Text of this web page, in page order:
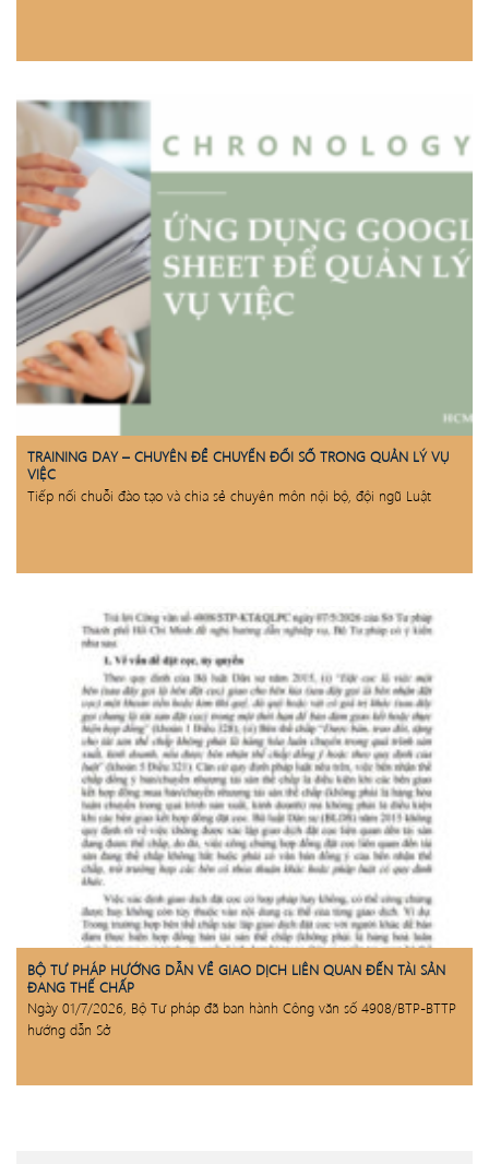
TRAINING DAY – CHUYÊN ĐỀ CHUYỂN ĐỔI SỐ TRONG QUẢN LÝ VỤ
VIỆC
Tiếp nối chuỗi đào tạo và chia sẻ chuyên môn nội bộ, đội ngũ Luật
BỘ TƯ PHÁP HƯỚNG DẪN VỀ GIAO DỊCH LIÊN QUAN ĐẾN TÀI SẢN
ĐANG THẾ CHẤP
Ngày 01/7/2026, Bộ Tư pháp đã ban hành Công văn số 4908/BTP-BTTP
hướng dẫn Sở